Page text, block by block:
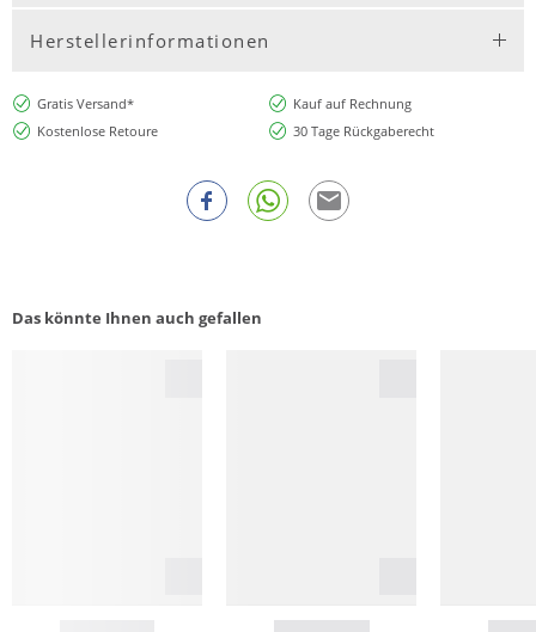
Herstellerinformationen
Gratis Versand*
Kauf auf Rechnung
Kostenlose Retoure
30 Tage Rückgaberecht
Das könnte Ihnen auch gefallen